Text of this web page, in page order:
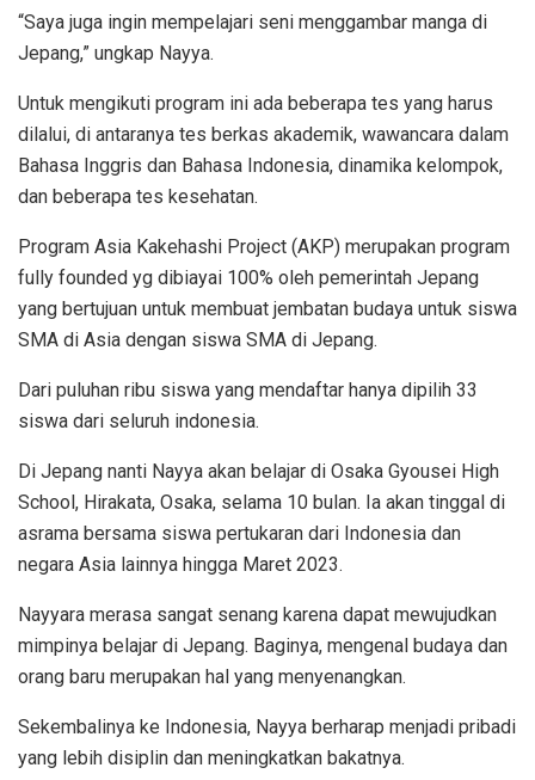
“Saya juga ingin mempelajari seni menggambar manga di
Jepang,” ungkap Nayya.
Untuk mengikuti program ini ada beberapa tes yang harus
dilalui, di antaranya tes berkas akademik, wawancara dalam
Bahasa Inggris dan Bahasa Indonesia, dinamika kelompok,
dan beberapa tes kesehatan.
Program Asia Kakehashi Project (AKP) merupakan program
fully founded yg dibiayai 100% oleh pemerintah Jepang
yang bertujuan untuk membuat jembatan budaya untuk siswa
SMA di Asia dengan siswa SMA di Jepang.
Dari puluhan ribu siswa yang mendaftar hanya dipilih 33
siswa dari seluruh indonesia.
Di Jepang nanti Nayya akan belajar di Osaka Gyousei High
School, Hirakata, Osaka, selama 10 bulan. Ia akan tinggal di
asrama bersama siswa pertukaran dari Indonesia dan
negara Asia lainnya hingga Maret 2023.
Nayyara merasa sangat senang karena dapat mewujudkan
mimpinya belajar di Jepang. Baginya, mengenal budaya dan
orang baru merupakan hal yang menyenangkan.
Sekembalinya ke Indonesia, Nayya berharap menjadi pribadi
yang lebih disiplin dan meningkatkan bakatnya.